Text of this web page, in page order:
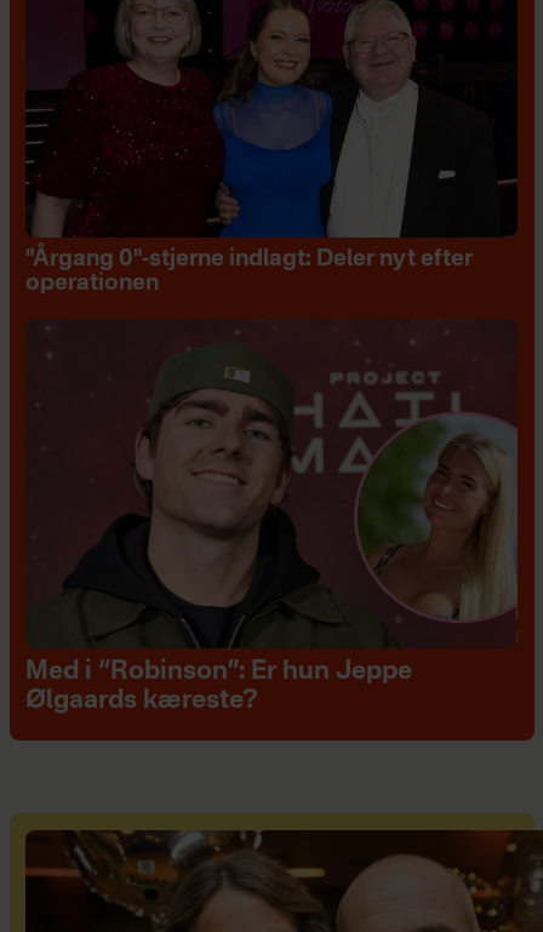
"Årgang 0"-stjerne indlagt: Deler nyt efter
operationen
Med i “Robinson”: Er hun Jeppe
Ølgaards kæreste?